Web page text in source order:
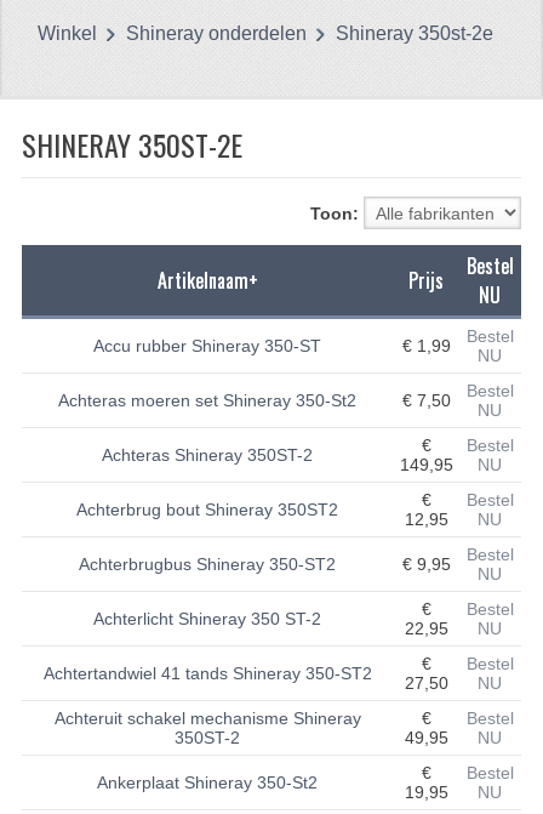
CFMOTO 500-5
CFMOTO 500-A/2A / GOES 520
BRANDSTOF SYSTEEM
PLASTIC PARTS
VERLICHTING
ONDERDELEN 50CC TOT 125CC
UNIVERSELE QUAD ONDERDELEN
BASHAN ONDERDELEN
BRANDSTOF SYSTEEM
Winkel Shineray onderdelen Shineray 350st-2e
SHINERAY 350ST-2E
Toon:
Artikelnaam+ Prijs
Bestel
NU
Accu rubber Shineray 350-ST € 1,99
Bestel
NU
Achteras moeren set Shineray 350-St2 € 7,50
Bestel
NU
Achteras Shineray 350ST-2
€
149,95
Bestel
NU
Achterbrug bout Shineray 350ST2
€
12,95
Bestel
NU
Achterbrugbus Shineray 350-ST2 € 9,95
Bestel
NU
Achterlicht Shineray 350 ST-2
€
22,95
Bestel
NU
Achtertandwiel 41 tands Shineray 350-ST2
€
27,50
Bestel
NU
Achteruit schakel mechanisme Shineray
350ST-2
€
49,95
Bestel
NU
Ankerplaat Shineray 350-St2
€
19,95
Bestel
NU